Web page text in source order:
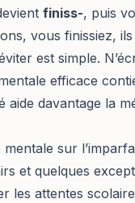
finiss-, puis
vous finissiez, ils
est simple.
efficace
aide davantage la
sur
et quelques
les attentes